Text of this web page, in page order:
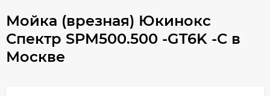
Мойка (врезная) Юкинокс
Спектр SPM500.500 -GT6K -C в
Москве